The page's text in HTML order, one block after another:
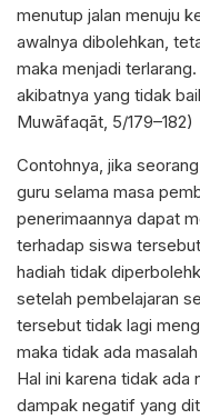
menutup jalan menuju
awalnya dibolehkan,
maka menjadi
akibatnya yang tidak
Muwāfaqāt, 5/179–182)
Contohnya, jika
guru selama masa
penerimaannya dapat
terhadap siswa
hadiah tidak
setelah pembelajaran
tersebut tidak lagi
maka tidak ada
Hal ini karena tidak ada
dampak negatif yang